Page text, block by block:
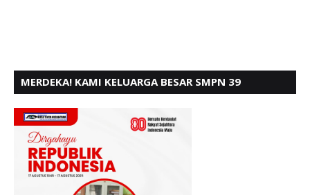
MERDEKA! KAMI KELUARGA BESAR SMPN 39